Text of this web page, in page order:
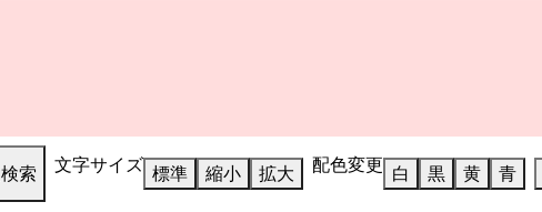
検索 文字サイズ 標準 縮小 拡大 配色変更 白 黒 黄 青